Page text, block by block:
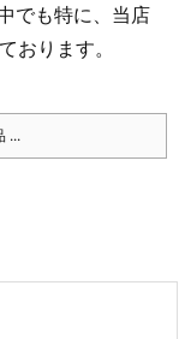
でも特に、当店
おります。
...